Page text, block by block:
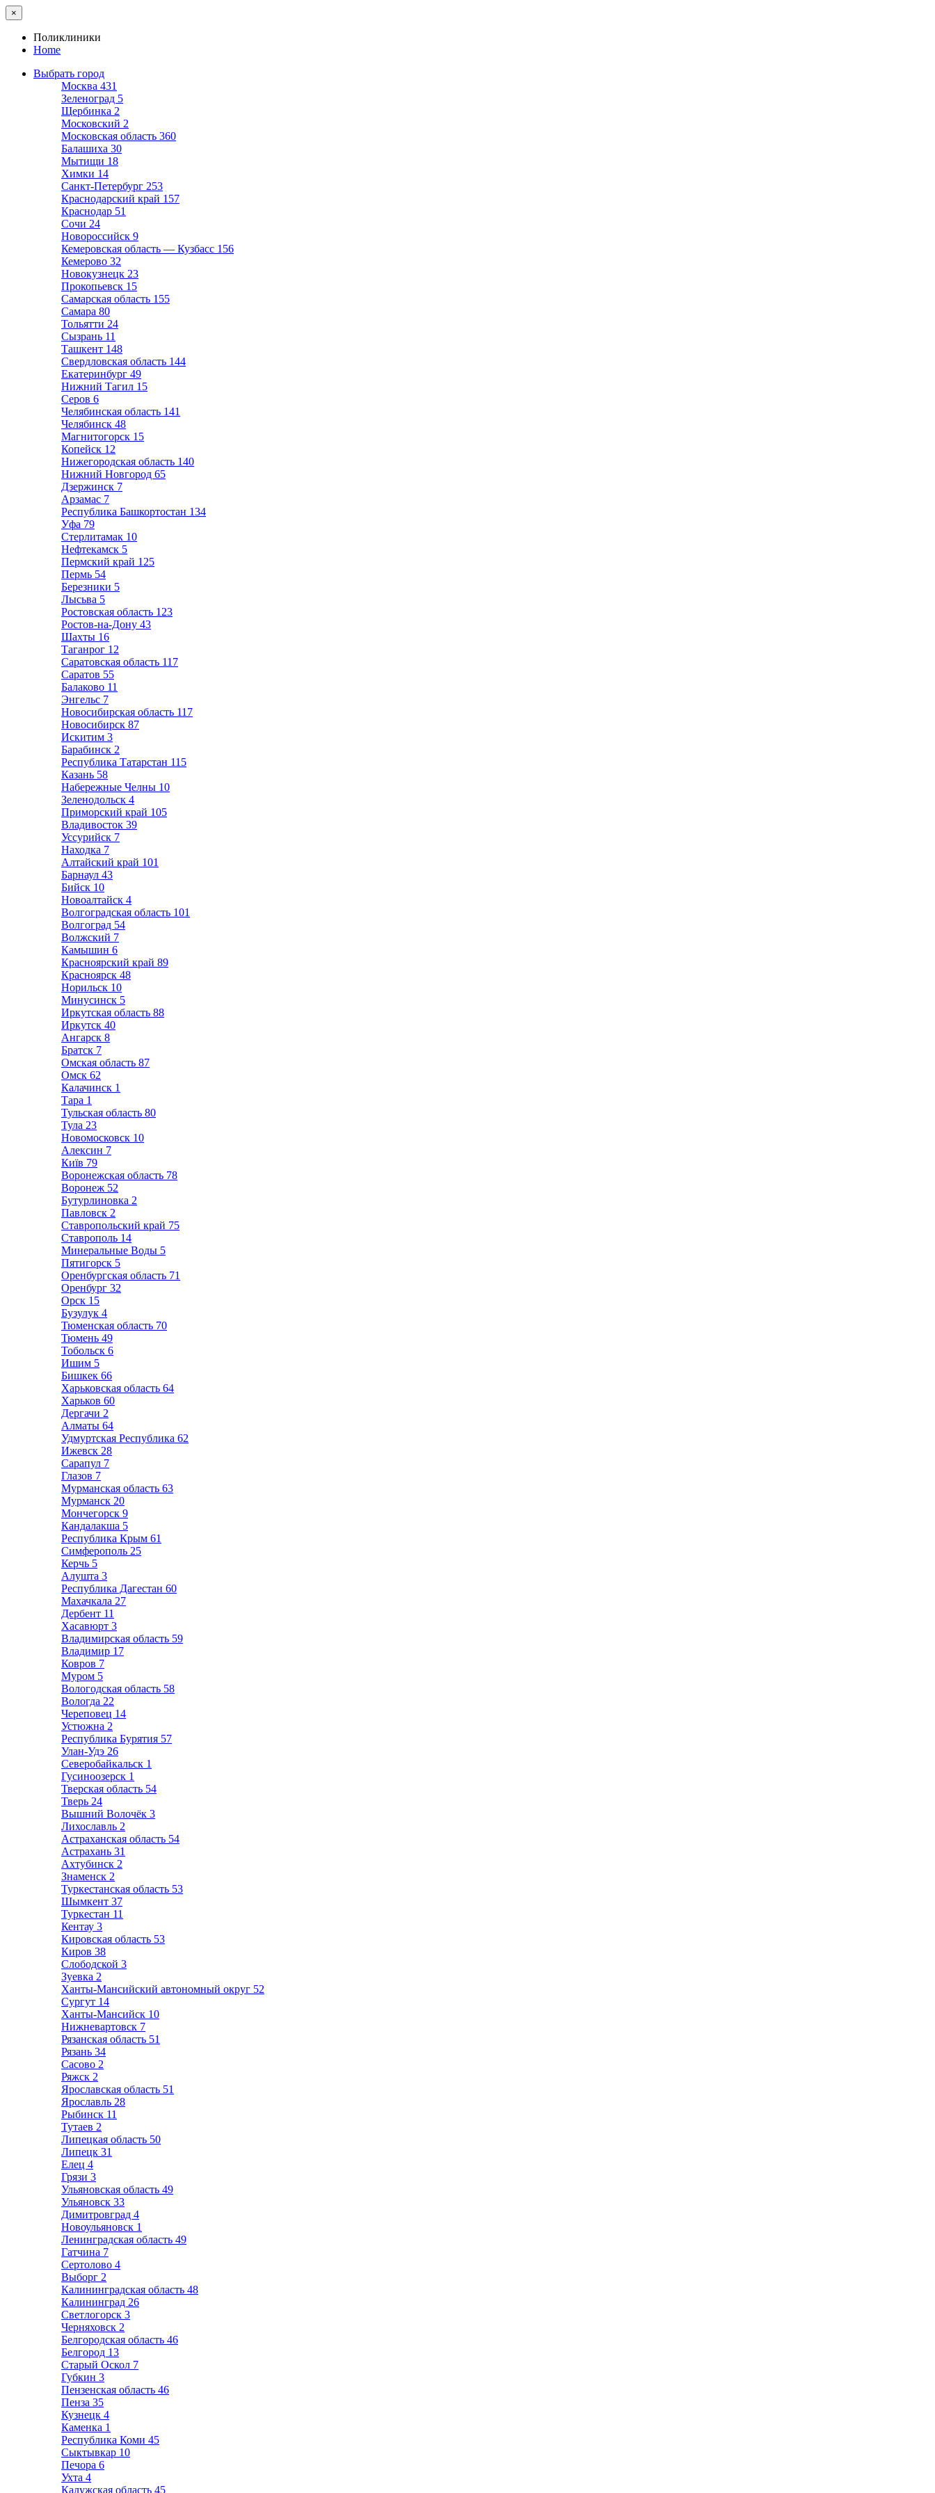
×
Поликлиники
Home
Выбрать город
Москва 431
Зеленоград 5
Щербинка 2
Московский 2
Московская область 360
Балашиха 30
Мытищи 18
Химки 14
Санкт-Петербург 253
Краснодарский край 157
Краснодар 51
Сочи 24
Новороссийск 9
Кемеровская область — Кузбасс 156
Кемерово 32
Новокузнецк 23
Прокопьевск 15
Самарская область 155
Самара 80
Тольятти 24
Сызрань 11
Ташкент 148
Свердловская область 144
Екатеринбург 49
Нижний Тагил 15
Серов 6
Челябинская область 141
Челябинск 48
Магнитогорск 15
Копейск 12
Нижегородская область 140
Нижний Новгород 65
Дзержинск 7
Арзамас 7
Республика Башкортостан 134
Уфа 79
Стерлитамак 10
Нефтекамск 5
Пермский край 125
Пермь 54
Березники 5
Лысьва 5
Ростовская область 123
Ростов-на-Дону 43
Шахты 16
Таганрог 12
Саратовская область 117
Саратов 55
Балаково 11
Энгельс 7
Новосибирская область 117
Новосибирск 87
Искитим 3
Барабинск 2
Республика Татарстан 115
Казань 58
Набережные Челны 10
Зеленодольск 4
Приморский край 105
Владивосток 39
Уссурийск 7
Находка 7
Алтайский край 101
Барнаул 43
Бийск 10
Новоалтайск 4
Волгоградская область 101
Волгоград 54
Волжский 7
Камышин 6
Красноярский край 89
Красноярск 48
Норильск 10
Минусинск 5
Иркутская область 88
Иркутск 40
Ангарск 8
Братск 7
Омская область 87
Омск 62
Калачинск 1
Тара 1
Тульская область 80
Тула 23
Новомосковск 10
Алексин 7
Київ 79
Воронежская область 78
Воронеж 52
Бутурлиновка 2
Павловск 2
Ставропольский край 75
Ставрополь 14
Минеральные Воды 5
Пятигорск 5
Оренбургская область 71
Оренбург 32
Орск 15
Бузулук 4
Тюменская область 70
Тюмень 49
Тобольск 6
Ишим 5
Бишкек 66
Харьковская область 64
Харьков 60
Дергачи 2
Алматы 64
Удмуртская Республика 62
Ижевск 28
Сарапул 7
Глазов 7
Мурманская область 63
Мурманск 20
Мончегорск 9
Кандалакша 5
Республика Крым 61
Симферополь 25
Керчь 5
Алушта 3
Республика Дагестан 60
Махачкала 27
Дербент 11
Хасавюрт 3
Владимирская область 59
Владимир 17
Ковров 7
Муром 5
Вологодская область 58
Вологда 22
Череповец 14
Устюжна 2
Республика Бурятия 57
Улан-Удэ 26
Северобайкальск 1
Гусиноозерск 1
Тверская область 54
Тверь 24
Вышний Волочёк 3
Лихославль 2
Астраханская область 54
Астрахань 31
Ахтубинск 2
Знаменск 2
Туркестанская область 53
Шымкент 37
Туркестан 11
Кентау 3
Кировская область 53
Киров 38
Слободской 3
Зуевка 2
Ханты-Мансийский автономный округ 52
Сургут 14
Ханты-Мансийск 10
Нижневартовск 7
Рязанская область 51
Рязань 34
Сасово 2
Ряжск 2
Ярославская область 51
Ярославль 28
Рыбинск 11
Тутаев 2
Липецкая область 50
Липецк 31
Елец 4
Грязи 3
Ульяновская область 49
Ульяновск 33
Димитровград 4
Новоульяновск 1
Ленинградская область 49
Гатчина 7
Сертолово 4
Выборг 2
Калининградская область 48
Калининград 26
Светлогорск 3
Черняховск 2
Белгородская область 46
Белгород 13
Старый Оскол 7
Губкин 3
Пензенская область 46
Пенза 35
Кузнецк 4
Каменка 1
Республика Коми 45
Сыктывкар 10
Печора 6
Ухта 4
Калужская область 45